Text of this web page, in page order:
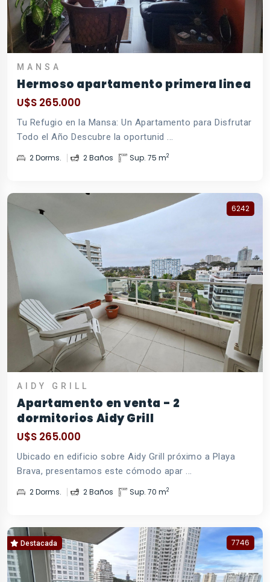
MANSA
Hermoso apartamento primera linea
U$S 265.000
Tu Refugio en la Mansa: Un Apartamento para Disfrutar
Todo el Año Descubre la oportunid ...
2 Dorms. 2 Baños Sup. 75 m2
6242
AIDY GRILL
Apartamento en venta - 2
dormitorios Aidy Grill
U$S 265.000
Ubicado en edificio sobre Aidy Grill próximo a Playa
Brava, presentamos este cómodo apar ...
2 Dorms. 2 Baños Sup. 70 m2
Destacada 7746